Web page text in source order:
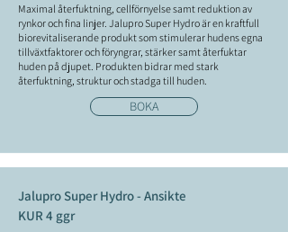
Maximal återfuktning, cellförnyelse samt reduktion av
rynkor och fina linjer. Jalupro Super Hydro är en kraftfull
biorevitaliserande produkt som stimulerar hudens egna
tillväxtfaktorer och föryngrar, stärker samt återfuktar
huden på djupet. Produkten bidrar med stark
återfuktning, struktur och stadga till huden.
BOKA
Jalupro Super Hydro - Ansikte
KUR 4 ggr